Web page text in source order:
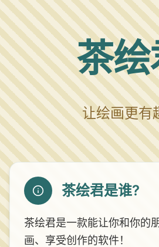
茶
让绘画更有
茶绘君是谁?
茶绘君是一款能让你和你的
画、享受创作的软件！